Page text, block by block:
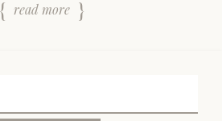
read more